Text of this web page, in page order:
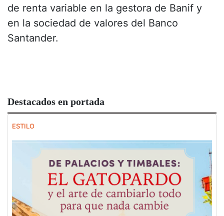
de renta variable en la gestora de Banif y
en la sociedad de valores del Banco
Santander.
Destacados en portada
ESTILO